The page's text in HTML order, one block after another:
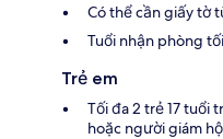
Có thể cần giấy tờ
Tuổi nhận phòng
Trẻ em
Tối đa 2 trẻ 17 tuổi
hoặc người giám